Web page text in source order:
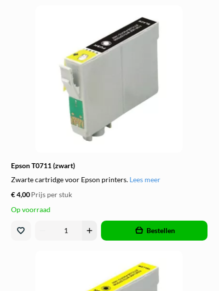
Epson T0711 (zwart)
Zwarte cartridge voor Epson printers. Lees meer
€ 4,00Prijs per stuk
Op voorraad
add Bestellen